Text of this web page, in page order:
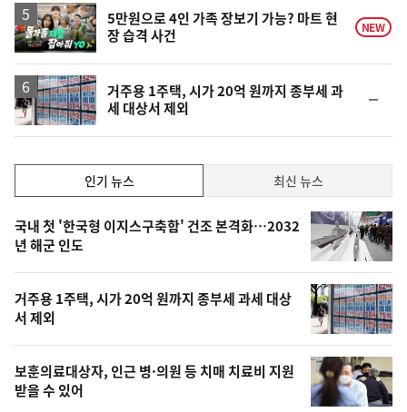
영
상
5만원으로 4인 가족 장보기 가능? 마트 현
장 습격 사건
NEW
거주용 1주택, 시가 20억 원까지 종부세 과
세 대상서 제외
일
기,
최
신,
오
늘
의
영
상
인기 뉴스 최신 뉴스
기
뉴
스
국내 첫 '한국형 이지스구축함' 건조 본격화…2032
년 해군 인도
거주용 1주택, 시가 20억 원까지 종부세 과세 대상
서 제외
보훈의료대상자, 인근 병·의원 등 치매 치료비 지원
받을 수 있어